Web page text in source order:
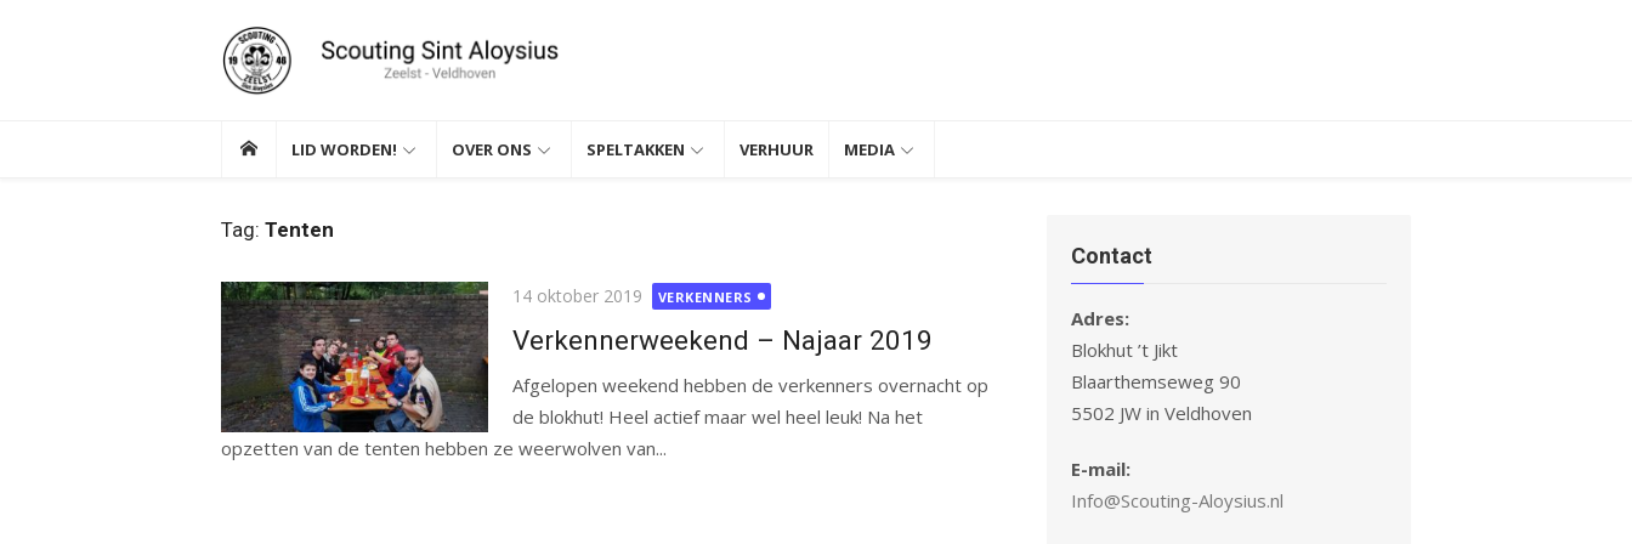
LID WORDEN! OVER ONS SPELTAKKEN VERHUUR MEDIA
Tag: Tenten
Gepubliceerd
14 oktober 2019 VERKENNERS
Verkennerweekend – Najaar 2019
Afgelopen weekend hebben de verkenners overnacht op
de blokhut! Heel actief maar wel heel leuk! Na het
opzetten van de tenten hebben ze weerwolven van...
Contact
Adres:
Blokhut ’t Jikt
Blaarthemseweg 90
5502 JW in Veldhoven
E-mail:
Info@Scouting-Aloysius.nl